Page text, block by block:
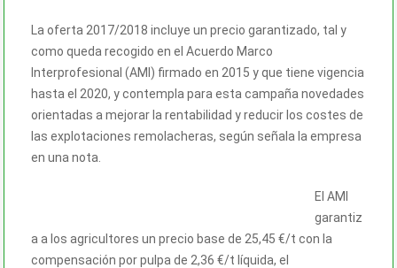
La oferta 2017/2018 incluye un precio garantizado, tal y
como queda recogido en el Acuerdo Marco
Interprofesional (AMI) firmado en 2015 y que tiene vigencia
hasta el 2020, y contempla para esta campaña novedades
orientadas a mejorar la rentabilidad y reducir los costes de
las explotaciones remolacheras, según señala la empresa
en una nota.
El AMI
garantiz
a a los agricultores un precio base de 25,45 €/t con la
compensación por pulpa de 2,36 €/t líquida, el